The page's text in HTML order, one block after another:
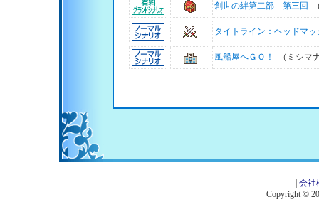
創世の絆第二部 第三回
タイトライン：ヘッドマ
風船屋へＧＯ！ （ミシマ
会社
Copyright ©